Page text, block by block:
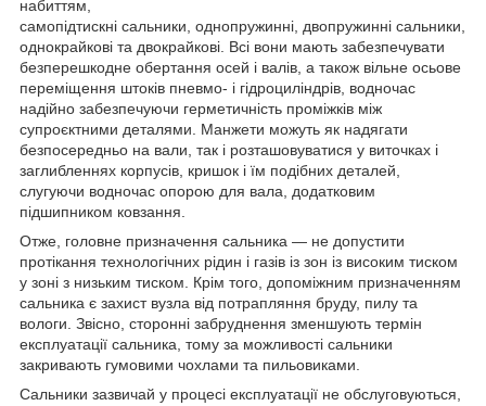
набиттям,
самопідтискні сальники, однопружинні, двопружинні сальники,
однокрайкові та двокрайкові. Всі вони мають забезпечувати
безперешкодне обертання осей і валів, а також вільне осьове
переміщення штоків пневмо- і гідроциліндрів, водночас
надійно забезпечуючи герметичність проміжків між
супроєктними деталями. Манжети можуть як надягати
безпосередньо на вали, так і розташовуватися у виточках і
заглибленнях корпусів, кришок і їм подібних деталей,
слугуючи водночас опорою для вала, додатковим
підшипником ковзання.
Отже, головне призначення сальника — не допустити
протікання технологічних рідин і газів із зон із високим тиском
у зоні з низьким тиском. Крім того, допоміжним призначенням
сальника є захист вузла від потрапляння бруду, пилу та
вологи. Звісно, сторонні забруднення зменшують термін
експлуатації сальника, тому за можливості сальники
закривають гумовими чохлами та пильовиками.
Сальники зазвичай у процесі експлуатації не обслуговуються,